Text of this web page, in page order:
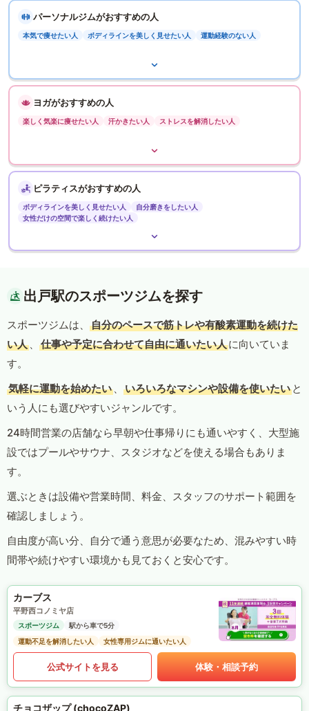
パーソナルジムがおすすめの人
本気で痩せたい人 ボディラインを美しく見せたい人 運動経験のない人
ヨガがおすすめの人
楽しく気楽に痩せたい人 汗かきたい人 ストレスを解消したい人
ピラティスがおすすめの人
ボディラインを美しく見せたい人
自分磨きをしたい人
女性だけの空間で楽しく続けたい人
出戸駅のスポーツジムを探す
スポーツジムは、
自分のペースで筋トレや有酸素運動を続けた
い人 、 仕事や予定に合わせて自由に通いたい人に向いていま
す。
気軽に運動を始めたい 、 いろいろなマシンや設備を使いたい と
いう人にも選びやすいジャンルです。
24時間営業の店舗なら早朝や仕事帰りにも通いやすく、大型施
設ではプールやサウナ、スタジオなどを使える場合もありま
す。
選ぶときは設備や営業時間、料金、スタッフのサポート範囲を
確認しましょう。
自由度が高い分、自分で通う意思が必要なため、混みやすい時
間帯や続けやすい環境かも見ておくと安心です。
カーブス
平野西コノミヤ店
スポーツジム
駅から車で5分
運動不足を解消したい人
女性専用ジムに通いたい人
公式サイトを見る 体験・相談予約
チョコザップ (chocoZAP)